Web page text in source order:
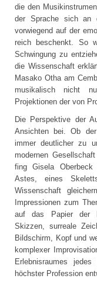
die den
der Sprache sich an
vorwiegend auf der
reich beschenkt. So
Schwingung zu
die Wissenschaft
Masako Otha am
musikalisch nicht
Projektionen der von
Die Perspektive der
Ansichten bei. Ob
immer deutlicher zu
modernen
fing Gisela
Astes, eines
Wissenschaft
Impressionen zum
auf das Papier der
Skizzen, surreale
Bildschirm, Kopf und
komplexer
Erlebnisraumes
höchster Profession